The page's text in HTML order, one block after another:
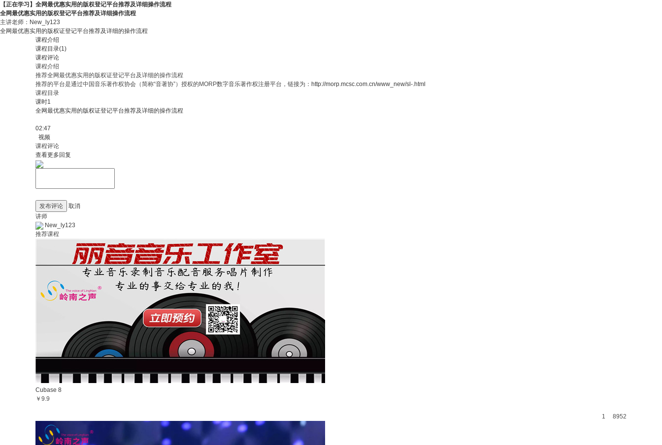
【正在学习】全网最优惠实用的版权登记平台推荐及详细操作流程
全网最优惠实用的版权登记平台推荐及详细操作流程
主讲老师： New_ly123
全网最优惠实用的版权证登记平台推荐及详细的操作流程
课程介绍
课程目录(1)
课程评论
课程介绍
推荐全网最优惠实用的版权证登记平台及详细的操作流程
推荐的平台是通过中国音乐著作权协会（简称“音著协”）授权的MORP数字音乐著作权注册平台，链接为： http://morp.mcsc.com.cn/www_new/sl-.html
课程目录
课时1
全网最优惠实用的版权证登记平台推荐及详细的操作流程
02:47
视频
课程评论
查看更多回复
发布评论
取消
讲师
New_ly123
推荐课程
Cubase 8
￥9.9
1 8952